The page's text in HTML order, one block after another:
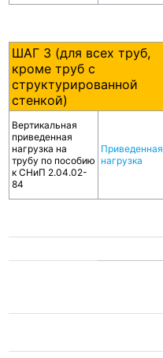
ШАГ 3 (для всех труб,
кроме труб с
структурированной
стенкой)
Вертикальная
приведенная
нагрузка на
трубу по пособию
к СНиП 2.04.02-
84
Приведенная
нагрузка